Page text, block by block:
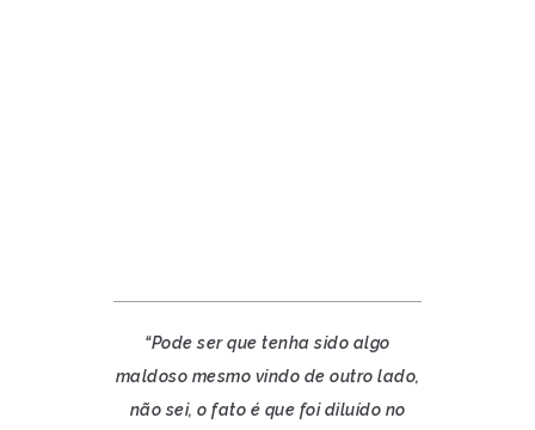
“Pode ser que tenha sido algo
maldoso mesmo vindo de outro lado,
não sei, o fato é que foi diluído no